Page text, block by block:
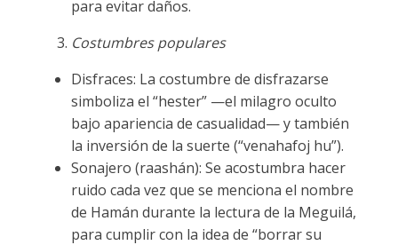
para evitar daños.
Costumbres populares
Disfraces: La costumbre de disfrazarse
simboliza el “hester” —el milagro oculto
bajo apariencia de casualidad— y también
la inversión de la suerte (“venahafoj hu”).
Sonajero (raashán): Se acostumbra hacer
ruido cada vez que se menciona el nombre
de Hamán durante la lectura de la Meguilá,
para cumplir con la idea de “borrar su